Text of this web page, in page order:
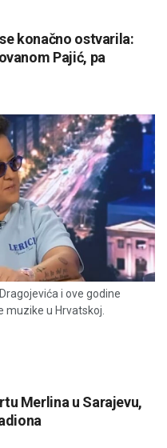
konačno ostvarila:
Pajić, pa
i ove godine
muzike u Hrvatskoj.
Merlina u Sarajevu,